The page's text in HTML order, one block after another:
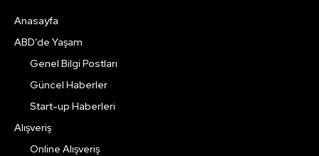
Anasayfa
ABD’de Yaşam
Genel Bilgi Postları
Güncel Haberler
Start-up Haberleri
Alışveriş
Online Alışveriş